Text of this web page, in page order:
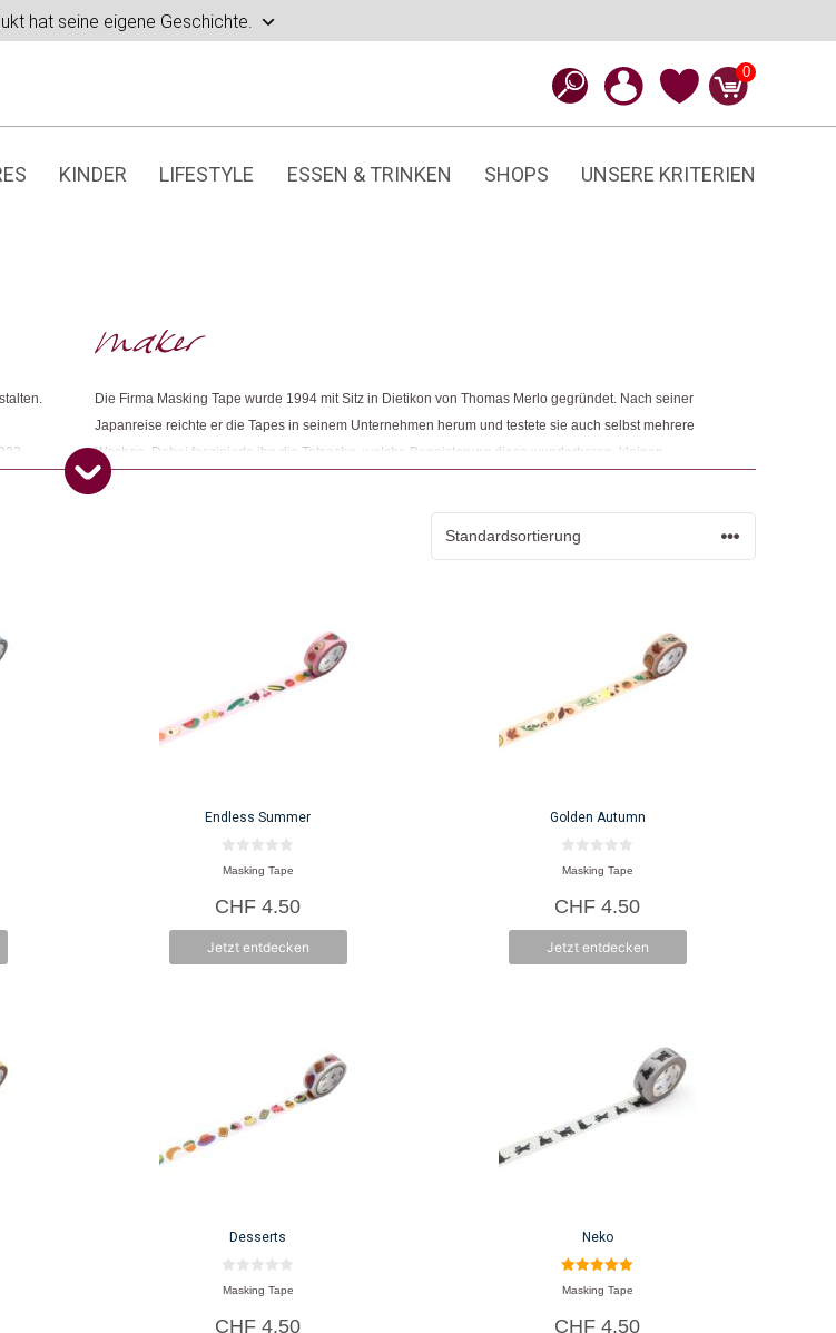
hat seine eigene Geschichte.
0
KINDER LIFESTYLE ESSEN & TRINKEN SHOPS UNSERE KRITERIEN
Die Firma Masking Tape wurde 1994 mit Sitz in Dietikon von Thomas Merlo gegründet. Nach seiner
Japanreise reichte er die Tapes in seinem Unternehmen herum und testete sie auch selbst mehrere
Wochen. Dabei faszinierte ihn die Tatsache, welche Begeisterung diese wunderbaren, kleinen
Kleberollen bei den Menschen auslösten.
Endless Summer
0
v
n
5
Masking Tape
CHF 4.50
Jetzt entdecken
Golden Autumn
0
v
n
5
Masking Tape
CHF 4.50
Jetzt entdecken
Desserts
0
v
n
Masking Tape
CHF 4.50
Neko
5.00
von 5
Masking Tape
CHF 4.50